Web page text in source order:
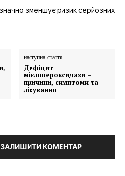
значно зменшує ризик серйозних
наступна стаття
Дефіцит
мієлопероксидази –
причини, симптоми та
лікування
ЗАЛИШИТИ КОМЕНТАР